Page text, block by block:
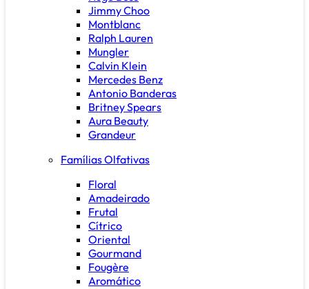
Jimmy Choo
Montblanc
Ralph Lauren
Mungler
Calvin Klein
Mercedes Benz
Antonio Banderas
Britney Spears
Aura Beauty
Grandeur
Famílias Olfativas
Floral
Amadeirado
Frutal
Cítrico
Oriental
Gourmand
Fougère
Aromático